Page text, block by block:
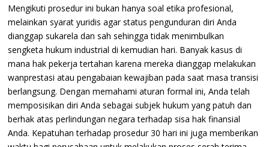
Mengikuti prosedur ini bukan hanya soal etika profesional,
melainkan syarat yuridis agar status pengunduran diri Anda
dianggap sukarela dan sah sehingga tidak menimbulkan
sengketa hukum industrial di kemudian hari. Banyak kasus di
mana hak pekerja tertahan karena mereka dianggap melakukan
wanprestasi atau pengabaian kewajiban pada saat masa transisi
berlangsung. Dengan memahami aturan formal ini, Anda telah
memposisikan diri Anda sebagai subjek hukum yang patuh dan
berhak atas perlindungan negara terhadap sisa hak finansial
Anda. Kepatuhan terhadap prosedur 30 hari ini juga memberikan